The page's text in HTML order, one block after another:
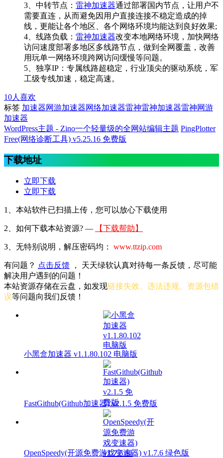
3、中转节点： 雷神加速器通过部署国内节点，让用户不
需要直连，从而避免因用户直接连接不稳定造成的掉
线，更能让各个地区、各个网络环境均能达到良好效果;
4、线路负载： 雷神加速器改变本地网络环境，加快网络
访问速度部署多地区多线路节点，做到全网覆盖，改善
用玩单一网络环境跨网访问缓慢等问题。
5、独享IP：专属线路超稳定，行业顶尖的驱动系统，军
工级专线加速，稳定高速。
10人喜欢
标签 加速器网游加速器网络加速器雷神雷神加速器雷神网游
加速器
WordPress主题 - Zino一个轻量级的全网站编辑主题 PingPlotter
Free(网络诊断工具) v5.25.16 免费版
下载地址
立即下载
立即下载
1、本站软件已扫描上传，您可以放心下载使用
2、 如何下载本站资源? — 【下载帮助】
3、无特别说明，解压密码均： www.ttzip.com
有问题？ 点击反馈
， 天天绿软认真对待每一条反馈，尽可能
解决用户遇到的问题！
本站资源存储在云盘，如发现链接失效、违法违规、资源包错
误等问题向我们反馈！
小黑盒加速器 v1.1.80.102 电脑版
FastGithub(Github加速器) v2.1.5 免费版
OpenSpeedy(开源免费游戏变速器) v1.7.6 绿色版